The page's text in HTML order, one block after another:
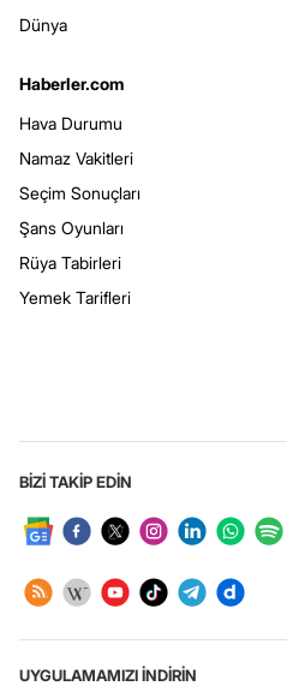
Dünya
Haberler.com
Hava Durumu
Namaz Vakitleri
Seçim Sonuçları
Şans Oyunları
Rüya Tabirleri
Yemek Tarifleri
BİZİ TAKİP EDİN
UYGULAMAMIZI İNDİRİN